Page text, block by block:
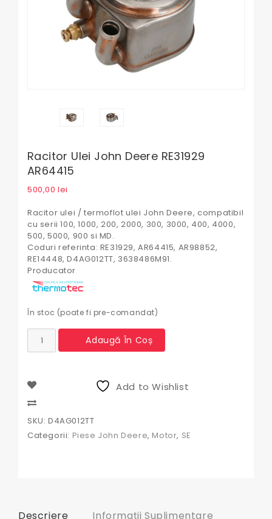
Racitor Ulei John Deere RE31929
AR64415
500,00lei
Racitor ulei / termoflot ulei John Deere, compatibil
cu serii 100, 1000, 200, 2000, 300, 3000, 400, 4000,
500, 5000, 900 si MD.
Coduri referinta: RE31929, AR64415, AR98852,
RE14448, D4AG012TT, 3638486M91.
Producator
În stoc (poate fi pre-comandat)
Cantitate
Racitor
Deere
RE31929
AR64415
Adaugă În Coș
Add to Wishlist
SKU: D4AG012TT
Categorii: Piese John Deere, Motor, SE
Descriere Informații Suplimentare